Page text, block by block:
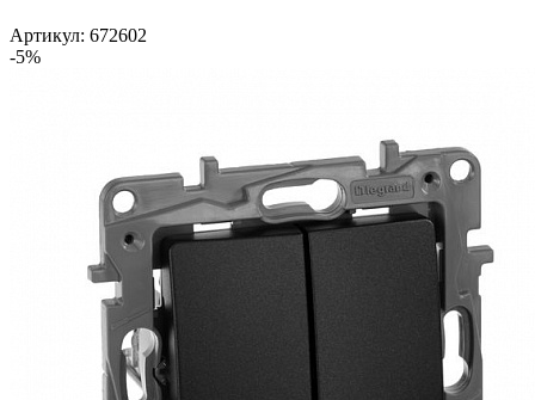
Артикул: 672602
-5%